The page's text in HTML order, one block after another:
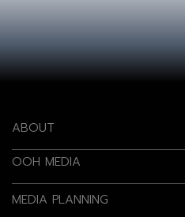
ABOUT
OOH MEDIA
MEDIA PLANNING